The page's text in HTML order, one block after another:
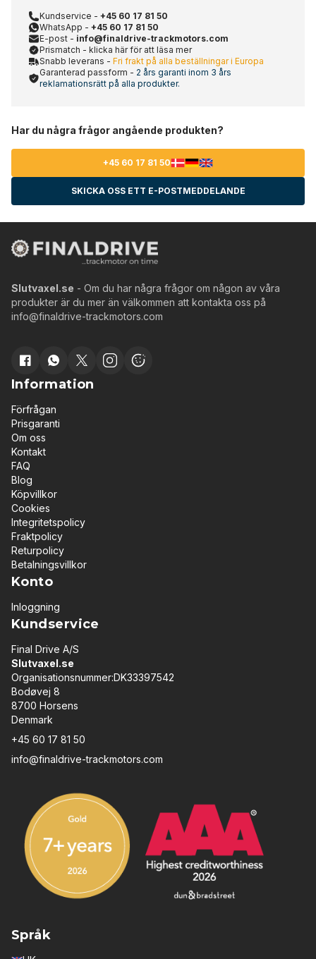
Kundservice - +45 60 17 81 50
WhatsApp - +45 60 17 81 50
E-post - info@finaldrive-trackmotors.com
Prismatch - klicka här för att läsa mer
Snabb leverans - Fri frakt på alla beställningar i Europa
Garanterad passform - 2 års garanti inom 3 års
reklamationsrätt på alla produkter.
Har du några frågor angående produkten?
+45 60 17 81 50
SKICKA OSS ETT E-POSTMEDDELANDE
Slutvaxel.se - Om du har några frågor om någon av våra
produkter är du mer än välkommen att kontakta oss på
info@finaldrive-trackmotors.com
Information
Förfrågan
Prisgaranti
Om oss
Kontakt
FAQ
Blog
Köpvillkor
Cookies
Integritetspolicy
Fraktpolicy
Returpolicy
Betalningsvillkor
Konto
Inloggning
Kundservice
Final Drive A/S
Slutvaxel.se
Organisationsnummer:DK33397542
Bodøvej 8
8700 Horsens
Denmark
+45 60 17 81 50
info@finaldrive-trackmotors.com
Språk